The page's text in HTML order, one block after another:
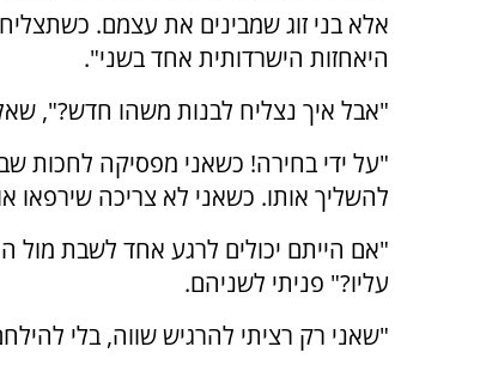
אלא בני זוג שמבינים את עצמם.
היאחזות הישרדותית אחד בשני".
"אבל איך נצליח לבנות משהו חדש?",
"על ידי בחירה! כשאני מפסיקה לחכות
להשליך אותו. כשאני לא צריכה שירפאו
"אם הייתם יכולים לרגע אחד לשבת מול
עליו?" פניתי לשניהם.
"שאני רק רציתי להרגיש שווה, בלי